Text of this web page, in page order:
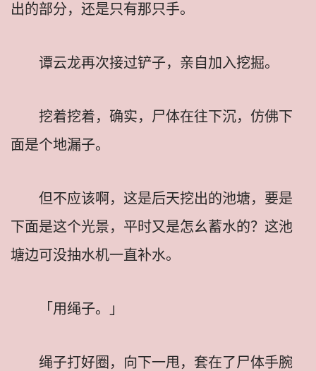
出的部分，还是只有那只手。
谭云龙再次接过铲子，亲自加入挖掘。
挖着挖着，确实，尸体在往下沉，仿佛下
面是个地漏子。
但不应该啊，这是后天挖出的池塘，要是
下面是这个光景，平时又是怎幺蓄水的？这池
塘边可没抽水机一直补水。
「用绳子。」
绳子打好圈，向下一甩，套在了尸体手腕